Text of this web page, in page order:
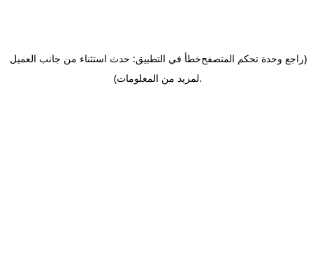
خطأ في التطبيق: حدث استثناء من جانب العميل(راجع وحدة تحكم المتصفح
لمزيد من المعلومات).